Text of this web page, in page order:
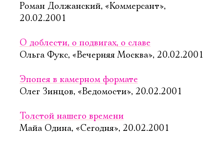
Роман Должанский, «Коммерсант»,
20.02.2001
О доблести, о подвигах, о славе
Ольга Фукс, «Вечерняя Москва», 20.02.2001
Эпопея в камерном формате
Олег Зинцов, «Ведомости», 20.02.2001
Толстой нашего времени
Майа Одина, «Сегодня», 20.02.2001